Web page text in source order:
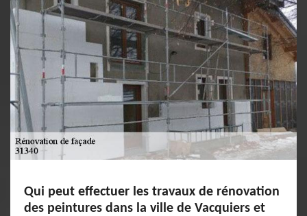
Qui peut effectuer les travaux de rénovation
des peintures dans la ville de Vacquiers et